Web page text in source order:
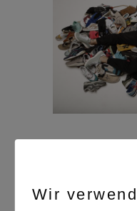
Fotoproduktion,
Wir